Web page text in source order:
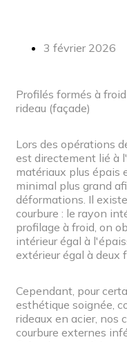
3 février 2026
Profilés formés à
rideau (façade)
Lors des opérations
est directement lié à
matériaux plus épais
minimal plus grand
déformations. Il
courbure : le rayon
profilage à froid, on
intérieur égal à
extérieur égal à deux
Cependant, pour
esthétique soignée,
rideaux en acier, nos
courbure externes